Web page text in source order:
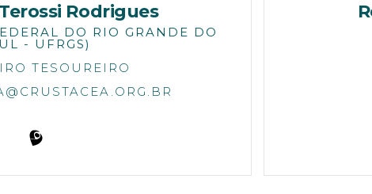
Rodrigues
DO RIO GRANDE DO
- UFRGS)
TESOUREIRO